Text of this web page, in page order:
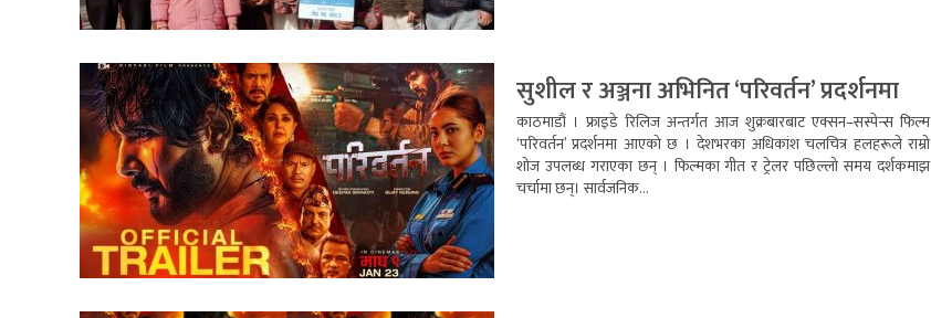
सुशील र अञ्जना अभिनित ‘परिवर्तन’ प्रदर्शनमा
काठमाडौं । फ्राइडे रिलिज अन्तर्गत आज शुक्रबारबाट एक्सन–सस्पेन्स फिल्म
‘परिवर्तन’ प्रदर्शनमा आएको छ । देशभरका अधिकांश चलचित्र हलहरूले राम्रो
शोज उपलब्ध गराएका छन् । फिल्मका गीत र ट्रेलर पछिल्लो समय दर्शकमाझ
चर्चामा छन्। सार्वजनिक...